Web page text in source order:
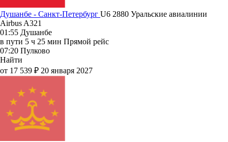
Душанбе - Санкт-Петербург U6 2880 Уральские авиалинии
Airbus A321
01:55 Душанбе
в пути 5 ч 25 мин Прямой рейс
07:20 Пулково
Найти
от 17 539 ₽ 20 января 2027